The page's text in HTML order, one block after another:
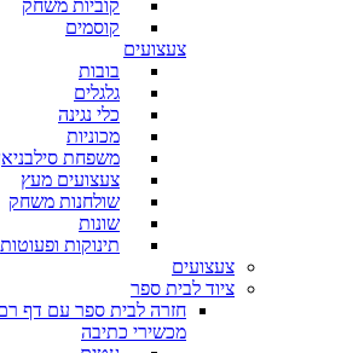
קוביות משחק
קוסמים
צעצועים
בובות
גלגלים
כלי נגינה
מכוניות
משפחת
צעצועים מעץ
שולחנות משחק
שונות
תינוקות ופעוטות
צעצועים
ציוד לבית ספר
חזרה לבית ספר עם דף
מכשירי כתיבה